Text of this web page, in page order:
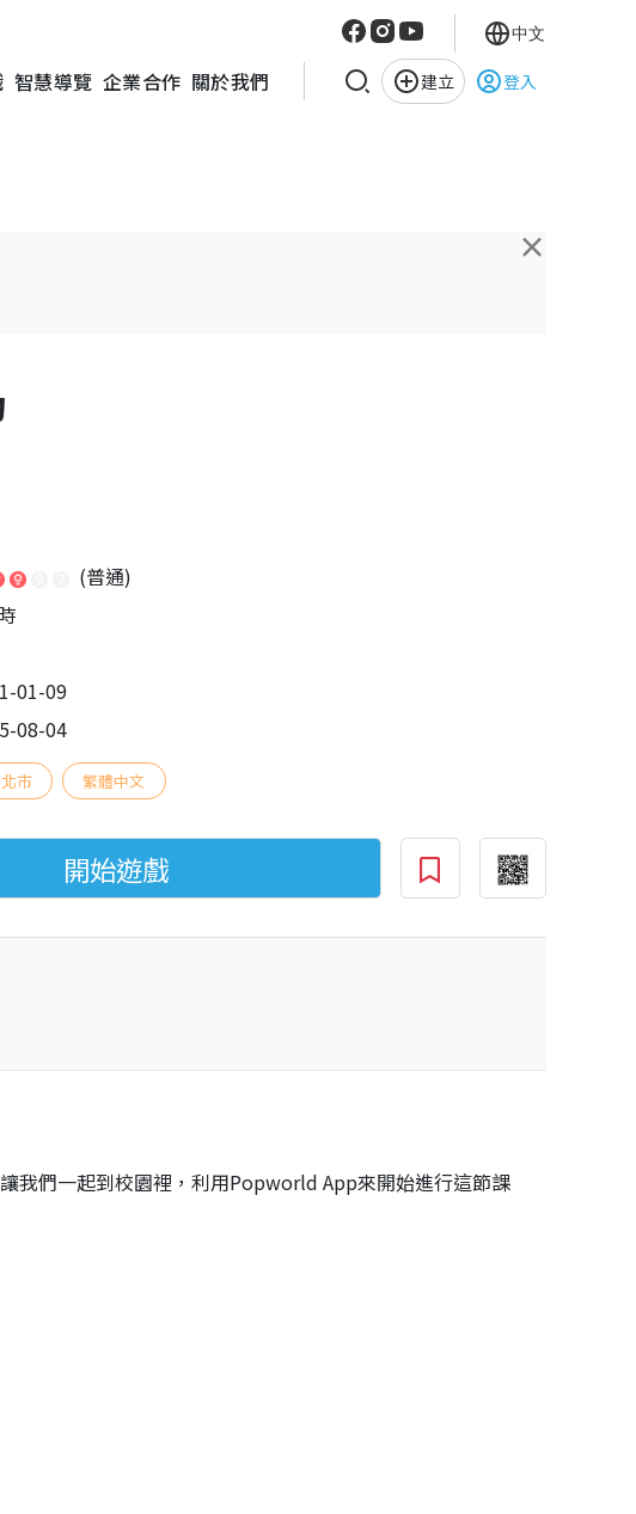
智慧導覽 企業合作 關於我們 建立 登入
中文
×
(普通)
01-09
08-04
市 繁體中文
開始遊戲
我們一起到校園裡，利用Popworld App來開始進行這節課